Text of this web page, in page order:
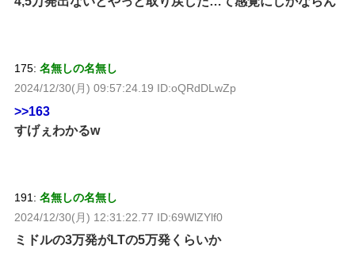
175: 名無しの名無し
2024/12/30(月) 09:57:24.19 ID:oQRdDLwZp
>>163
すげぇわかるw
191: 名無しの名無し
2024/12/30(月) 12:31:22.77 ID:69WlZYlf0
ミドルの3万発がLTの5万発くらいか